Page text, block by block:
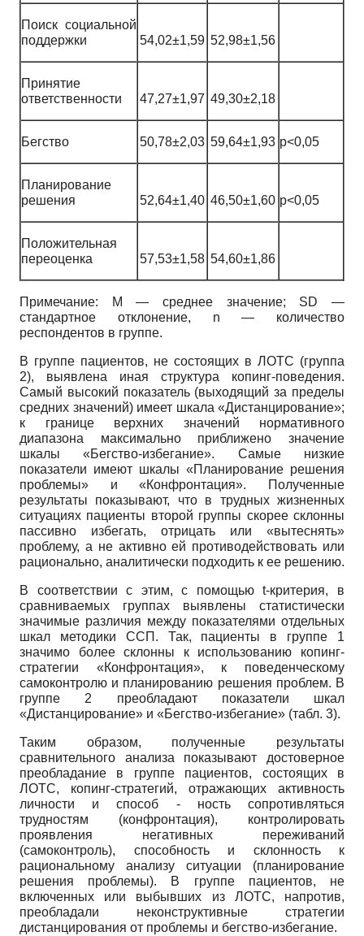
Поиск социальной
поддержки
54,02±1,59 52,98±1,56
Принятие
ответственности
47,27±1,97 49,30±2,18
Бегство 50,78±2,03 59,64±1,93 p<0,05
Планирование
решения
52,64±1,40 46,50±1,60 p<0,05
Положительная
переоценка
57,53±1,58 54,60±1,86
Примечание: M — среднее значение; SD —
стандартное отклонение, n — количество
респондентов в группе.
В группе пациентов, не состоящих в ЛОТС (группа
2), выявлена иная структура копинг-поведения.
Самый высокий показатель (выходящий за пределы
средних значений) имеет шкала «Дистанцирование»;
к границе верхних значений нормативного
диапазона максимально приближено значение
шкалы «Бегство-избегание». Самые низкие
показатели имеют шкалы «Планирование решения
проблемы» и «Конфронтация». Полученные
результаты показывают, что в трудных жизненных
ситуациях пациенты второй группы скорее склонны
пассивно избегать, отрицать или «вытеснять»
проблему, а не активно ей противодействовать или
рационально, аналитически подходить к ее решению.
В соответствии с этим, с помощью t-критерия, в
сравниваемых группах выявлены статистически
значимые различия между показателями отдельных
шкал методики ССП. Так, пациенты в группе 1
значимо более склонны к использованию копинг-
стратегии «Конфронтация», к поведенческому
самоконтролю и планированию решения проблем. В
группе 2 преобладают показатели шкал
«Дистанцирование» и «Бегство-избегание» (табл. 3).
Таким образом, полученные результаты
сравнительного анализа показывают достоверное
преобладание в группе пациентов, состоящих в
ЛОТС, копинг-стратегий, отражающих активность
личности и способ - ность сопротивляться
трудностям (конфронтация), контролировать
проявления негативных переживаний
(самоконтроль), способность и склонность к
рациональному анализу ситуации (планирование
решения проблемы). В группе пациентов, не
включенных или выбывших из ЛОТС, напротив,
преобладали неконструктивные стратегии
дистанцирования от проблемы и бегство-избегание.